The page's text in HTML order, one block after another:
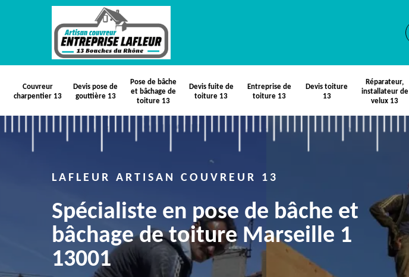
Couvreur
charpentier 13
Devis pose de
gouttière 13
Pose de bâche
et bâchage de
toiture 13
Devis fuite de
toiture 13
Entreprise de
toiture 13
Devis toiture
13
Réparateur,
installateur de
velux 13
LAFLEUR ARTISAN COUVREUR 13
Spécialiste en pose de bâche et
bâchage de toiture Marseille 1
13001